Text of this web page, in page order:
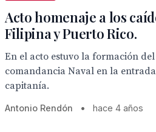
Acto homenaje a los
Filipina y Puerto Rico.
En el acto estuvo la formación
comandancia Naval en la
capitanía.
Antonio Rendón • hace 4 años